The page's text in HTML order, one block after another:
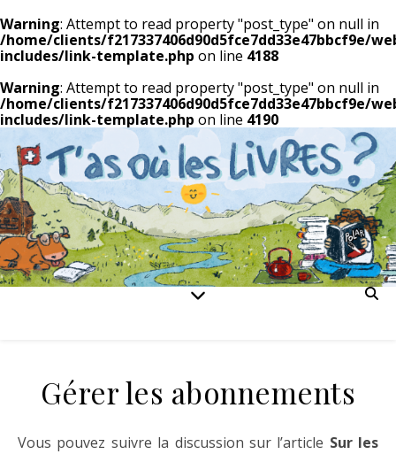
Warning: Attempt to read property "post_type" on null in
/home/clients/f217337406d90d5fce7dd33e47bbcf9e/
includes/link-template.php on line 4188
Warning: Attempt to read property "post_type" on null in
/home/clients/f217337406d90d5fce7dd33e47bbcf9e/
includes/link-template.php on line 4190
Gérer les abonnements
Vous pouvez suivre la discussion sur l’article Sur les